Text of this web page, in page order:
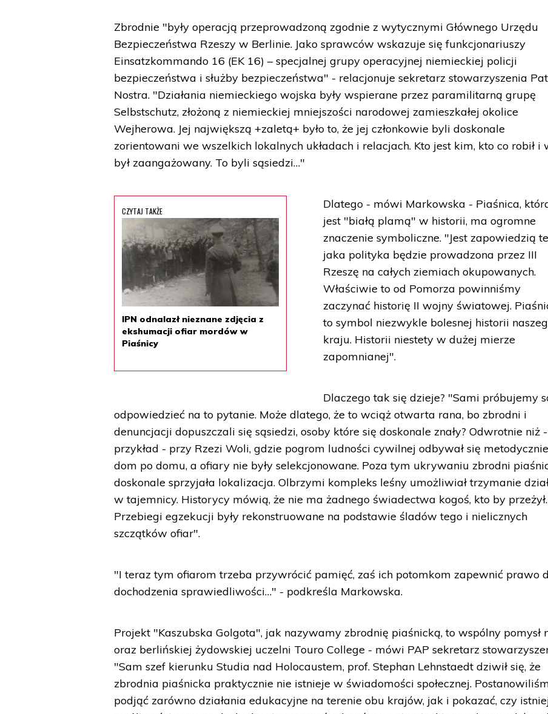
Zbrodnie "były operacją przeprowadzoną zgodnie z wytycznymi Głównego Urzędu
Bezpieczeństwa Rzeszy w Berlinie. Jako sprawców wskazuje się funkcjonariuszy
Einsatzkommando 16 (EK 16) – specjalnej grupy operacyjnej niemieckiej policji
bezpieczeństwa i służby bezpieczeństwa" - relacjonuje sekretarz stowarzyszenia
Nostra. "Działania niemieckiego wojska były wspierane przez paramilitarną grupę
Selbstschutz, złożoną z niemieckiej mniejszości narodowej zamieszkałej okolice
Wejherowa. Jej największą +zaletą+ było to, że jej członkowie byli doskonale
zorientowani we wszelkich lokalnych układach i relacjach. Kto jest kim, kto co robił i
był zaangażowany. To byli sąsiedzi…"
CZYTAJ TAKŻE
IPN odnalazł nieznane zdjęcia z
ekshumacji ofiar mordów w
Piaśnicy
Dlatego - mówi Markowska - Piaśnica,
jest "białą plamą" w historii, ma ogromne
znaczenie symboliczne. "Jest zapowiedzią
jaka polityka będzie prowadzona przez III
Rzeszę na całych ziemiach okupowanych.
Właściwie to od Pomorza powinniśmy
zaczynać historię II wojny światowej.
to symbol niezwykle bolesnej historii
kraju. Historii niestety w dużej mierze
zapomnianej".
Dlaczego tak się dzieje? "Sami próbujemy
odpowiedzieć na to pytanie. Może dlatego, że to wciąż otwarta rana, bo zbrodni i
denuncjacji dopuszczali się sąsiedzi, osoby które się doskonale znały? Odwrotnie niż
przykład - przy Rzezi Woli, gdzie pogrom ludności cywilnej odbywał się
dom po domu, a ofiary nie były selekcjonowane. Poza tym ukrywaniu zbrodni
doskonale sprzyjała lokalizacja. Olbrzymi kompleks leśny umożliwiał trzymanie
w tajemnicy. Historycy mówią, że nie ma żadnego świadectwa kogoś, kto by przeżył.
Przebiegi egzekucji były rekonstruowane na podstawie śladów tego i nielicznych
szczątków ofiar".
"I teraz tym ofiarom trzeba przywrócić pamięć, zaś ich potomkom zapewnić prawo
dochodzenia sprawiedliwości…" - podkreśla Markowska.
Projekt "Kaszubska Golgota", jak nazywamy zbrodnię piaśnicką, to wspólny pomysł
oraz berlińskiej żydowskiej uczelni Touro College - mówi PAP sekretarz
"Sam szef kierunku Studia nad Holocaustem, prof. Stephan Lehnstaedt dziwił się, że
zbrodnia piaśnicka praktycznie nie istnieje w świadomości społecznej.
podjąć zarówno działania edukacyjne na terenie obu krajów, jak i pokazać, czy